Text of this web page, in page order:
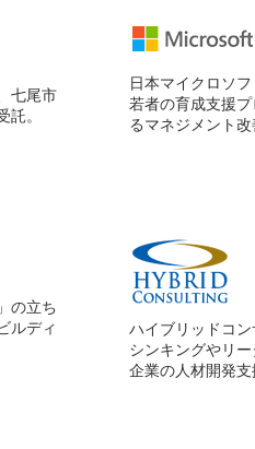
七尾市
。
日本マイクロソ
若者の育成支援
るマネジメント改
の立ち
ルディ
ハイブリッドコ
シンキングやリ
企業の人材開発支